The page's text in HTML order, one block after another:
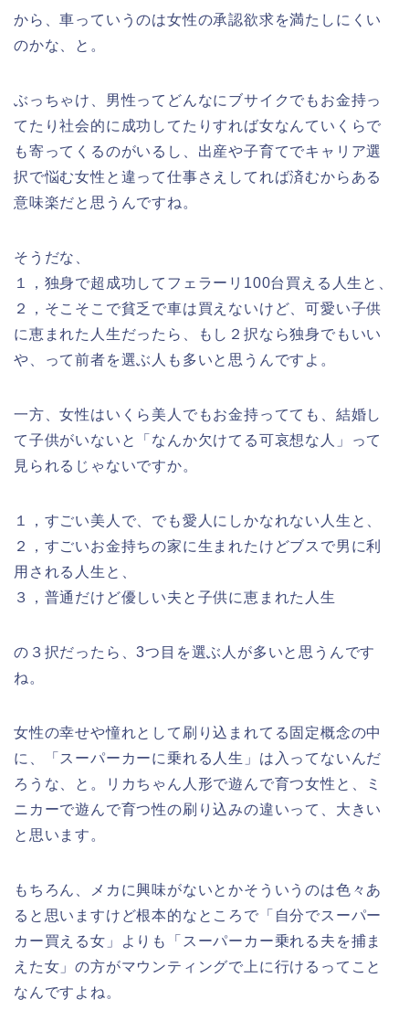
から、車っていうのは女性の承認欲求を満たしにくい
のかな、と。
ぶっちゃけ、男性ってどんなにブサイクでもお金持っ
てたり社会的に成功してたりすれば女なんていくらで
も寄ってくるのがいるし、出産や子育てでキャリア選
択で悩む女性と違って仕事さえしてれば済むからある
意味楽だと思うんですね。
そうだな、
１，独身で超成功してフェラーリ100台買える人生と、
２，そこそこで貧乏で車は買えないけど、可愛い子供
に恵まれた人生だったら、もし２択なら独身でもいい
や、って前者を選ぶ人も多いと思うんですよ。
一方、女性はいくら美人でもお金持ってても、結婚し
て子供がいないと「なんか欠けてる可哀想な人」って
見られるじゃないですか。
１，すごい美人で、でも愛人にしかなれない人生と、
２，すごいお金持ちの家に生まれたけどブスで男に利
用される人生と、
３，普通だけど優しい夫と子供に恵まれた人生
の３択だったら、3つ目を選ぶ人が多いと思うんです
ね。
女性の幸せや憧れとして刷り込まれてる固定概念の中
に、「スーパーカーに乗れる人生」は入ってないんだ
ろうな、と。リカちゃん人形で遊んで育つ女性と、ミ
ニカーで遊んで育つ性の刷り込みの違いって、大きい
と思います。
もちろん、メカに興味がないとかそういうのは色々あ
ると思いますけど根本的なところで「自分でスーパー
カー買える女」よりも「スーパーカー乗れる夫を捕ま
えた女」の方がマウンティングで上に行けるってこと
なんですよね。